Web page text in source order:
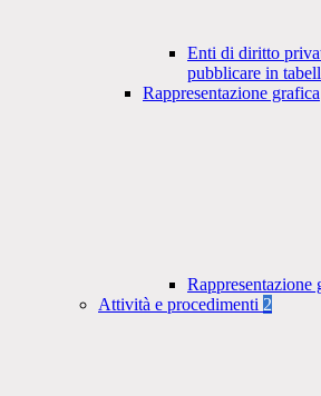
Enti di diritto
pubblicare in
Rappresentazione grafica
Rappresentazione
Attività e procedimenti 2